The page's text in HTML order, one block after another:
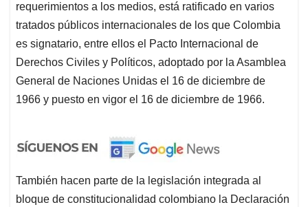
requerimientos a los medios, está ratificado en varios
tratados públicos internacionales de los que Colombia
es signatario, entre ellos el Pacto Internacional de
Derechos Civiles y Políticos, adoptado por la Asamblea
General de Naciones Unidas el 16 de diciembre de
1966 y puesto en vigor el 16 de diciembre de 1966.
También hacen parte de la legislación integrada al
bloque de constitucionalidad colombiano la Declaración